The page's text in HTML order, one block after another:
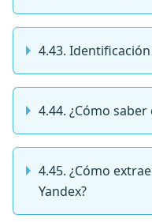
4.43.
4.44. ¿Cómo
4.45. ¿Cómo
Yandex?